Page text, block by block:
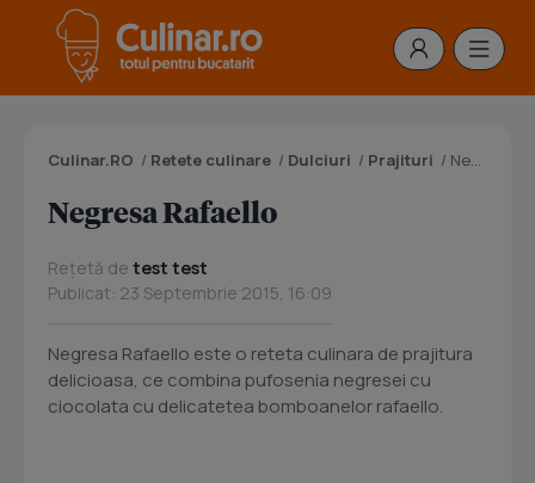
Culinar.RO / Retete culinare / Dulciuri / Prajituri / Negresa Rafaello
Negresa Rafaello
Rețetă de test test
Publicat: 23 Septembrie 2015, 16:09
Negresa Rafaello este o reteta culinara de prajitura
delicioasa, ce combina pufosenia negresei cu
ciocolata cu delicatetea bomboanelor rafaello.